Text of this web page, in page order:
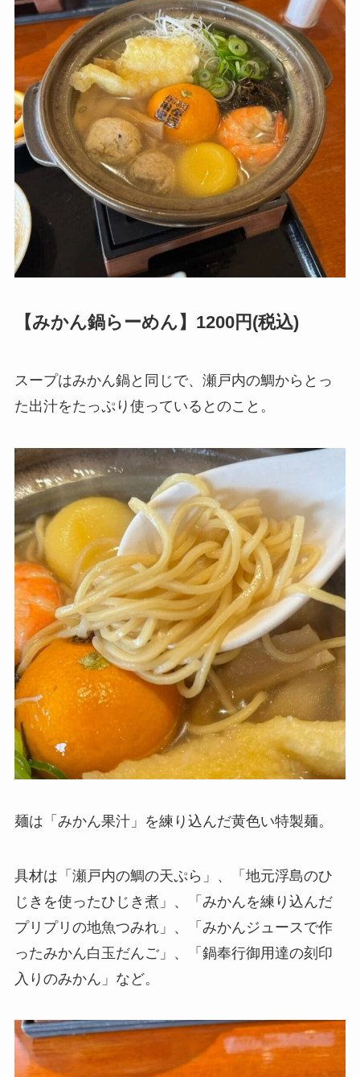
【みかん鍋らーめん】1200円(税込)
スープはみかん鍋と同じで、瀬戸内の鯛からとっ
た出汁をたっぷり使っているとのこと。
麺は「みかん果汁」を練り込んだ黄色い特製麺。
具材は「瀬戸内の鯛の天ぷら」、「地元浮島のひ
じきを使ったひじき煮」、「みかんを練り込んだ
プリプリの地魚つみれ」、「みかんジュースで作
ったみかん白玉だんご」、「鍋奉行御用達の刻印
入りのみかん」など。